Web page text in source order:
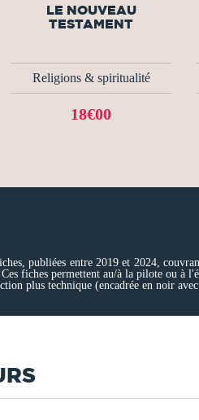
LE NOUVEAU
TESTAMENT
Religions & spiritualité
18€00
publiées entre 2019 et 2024,
fiches permettent au/à la pilote ou à
plus technique (encadrée en noir